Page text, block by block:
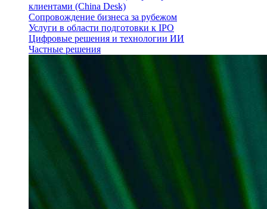
клиентами (China Desk)
Сопровождение бизнеса за рубежом
Услуги в области подготовки к IPO
Цифровые решения и технологии ИИ
Частные решения